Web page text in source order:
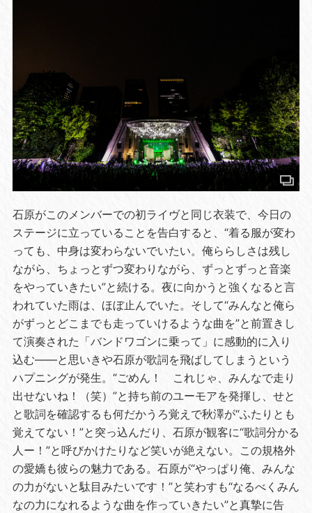
石原がこのメンバーでの初ライヴと同じ衣装で、今日の
ステージに立っていることを告白すると、“着る服が変わ
っても、中身は変わらないでいたい。俺ららしさは残し
ながら、ちょっとずつ変わりながら、ずっとずっと音楽
をやっていきたい”と続ける。夜に向かうと強くなると言
われていた雨は、ほぼ止んでいた。そして“みんなと俺ら
がずっとどこまでも走っていけるような曲を”と前置きし
て演奏された「バンドワゴンに乗って」に感動的に入り
込む――と思いきや石原が歌詞を飛ばしてしまうという
ハプニングが発生。“ごめん！ これじゃ、みんなで走り
出せないね！（笑）”と持ち前のユーモアを発揮し、せと
と歌詞を確認するも何だかうろ覚えで秋澤が“ふたりとも
覚えてない！”と突っ込んだり、石原が観客に“歌詞分かる
人ー！”と呼びかけたりなど笑いが絶えない。この規格外
の愛嬌も彼らの魅力である。石原が“やっぱり俺、みんな
の力がないと駄目みたいです！”と笑わすも“なるべくみん
なの力になれるような曲を作っていきたい”と真摯に告